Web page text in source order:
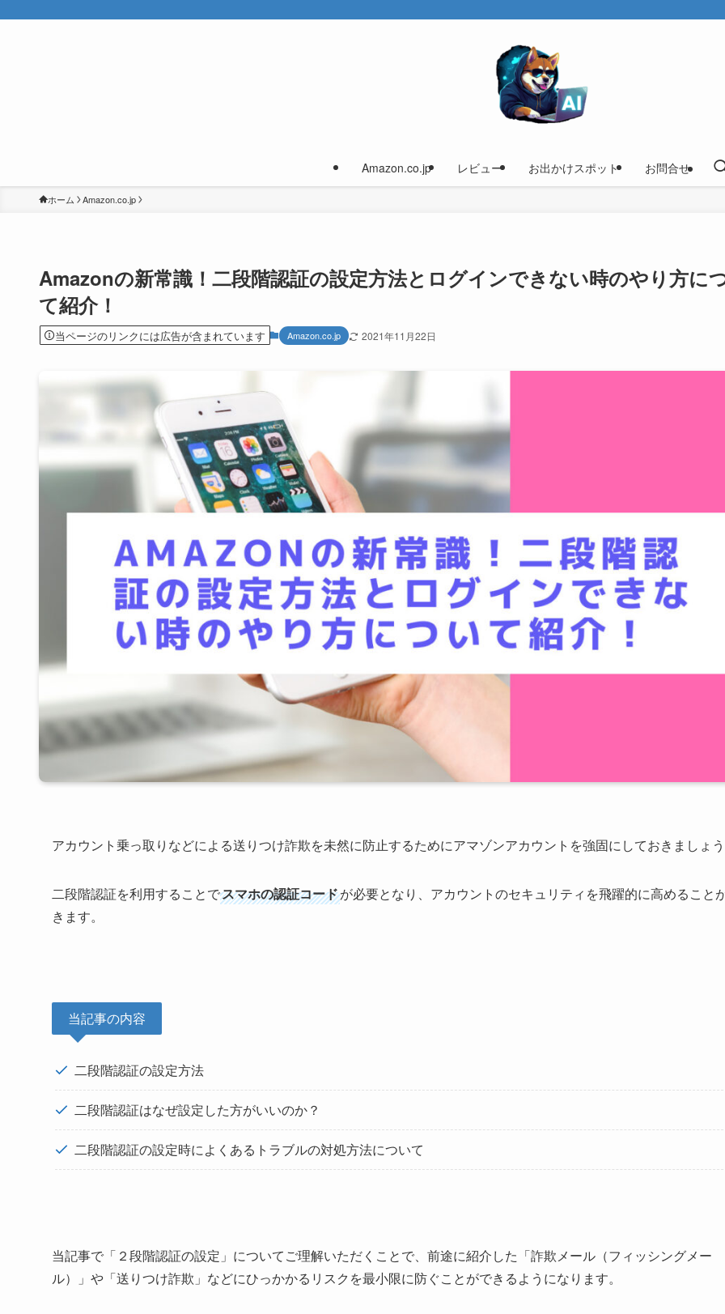
Amazon.co.jp レビュー お出かけスポット お問合せ
ホーム Amazon.co.jp
Amazonの新常識！二段階認証の設定方法とログインできない時のやり方に
て紹介！
当ページのリンクには広告が含まれています Amazon.co.jp 2021年11月22日
アカウント乗っ取りなどによる送りつけ詐欺を未然に防止するためにアマゾンアカウントを強固にしておきましょ
二段階認証を利用することでスマホの認証コードが必要となり、アカウントのセキュリティを飛躍的に高めること
きます。
当記事の内容
二段階認証の設定方法
二段階認証はなぜ設定した方がいいのか？
二段階認証の設定時によくあるトラブルの対処方法について
当記事で「２段階認証の設定」についてご理解いただくことで、前途に紹介した「詐欺メール（フィッシングメー
ル）」や「送りつけ詐欺」などにひっかかるリスクを最小限に防ぐことができるようになります。